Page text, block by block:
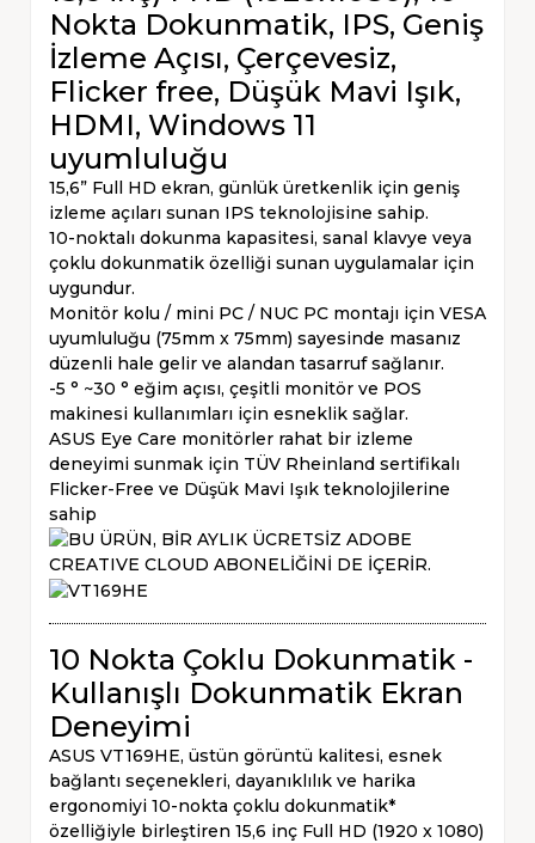
Nokta Dokunmatik, IPS, Geniş
İzleme Açısı, Çerçevesiz,
Flicker free, Düşük Mavi Işık,
HDMI, Windows 11
uyumluluğu
15,6” Full HD ekran, günlük üretkenlik için geniş
izleme açıları sunan IPS teknolojisine sahip.
10-noktalı dokunma kapasitesi, sanal klavye veya
çoklu dokunmatik özelliği sunan uygulamalar için
uygundur.
Monitör kolu / mini PC / NUC PC montajı için VESA
uyumluluğu (75mm x 75mm) sayesinde masanız
düzenli hale gelir ve alandan tasarruf sağlanır.
-5 ° ~30 ° eğim açısı, çeşitli monitör ve POS
makinesi kullanımları için esneklik sağlar.
ASUS Eye Care monitörler rahat bir izleme
deneyimi sunmak için TÜV Rheinland sertifikalı
Flicker-Free ve Düşük Mavi Işık teknolojilerine
sahip
10 Nokta Çoklu Dokunmatik -
Kullanışlı Dokunmatik Ekran
Deneyimi
ASUS VT169HE, üstün görüntü kalitesi, esnek
bağlantı seçenekleri, dayanıklılık ve harika
ergonomiyi 10-nokta çoklu dokunmatik*
özelliğiyle birleştiren 15,6 inç Full HD (1920 x 1080)